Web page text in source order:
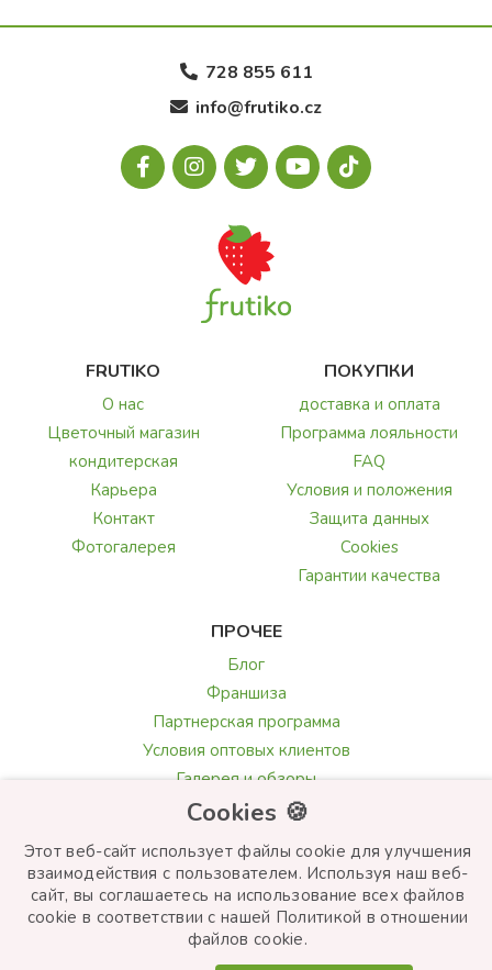
728 855 611
info@frutiko.cz
FRUTIKO
О нас
Цветочный магазин
кондитерская
Карьера
Контакт
Фотогалерея
ПОКУПКИ
доставка и оплата
Программа лояльности
FAQ
Условия и положения
Защита данных
Cookies
Гарантии качества
ПРОЧЕЕ
Блог
Франшиза
Партнерская программа
Условия оптовых клиентов
Галерея и обзоры
Текст поздравления
© Frutiko.cz 2026
Cookies 🍪
Этот веб-сайт использует файлы cookie для улучшения
взаимодействия с пользователем. Используя наш веб-
сайт, вы соглашаетесь на использование всех файлов
cookie в соответствии с нашей Политикой в ​​отношении
файлов cookie.